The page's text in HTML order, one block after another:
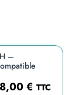
–
€ TTC